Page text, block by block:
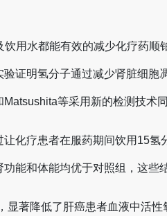
用水都能有效的减少化疗药
证明氢分子通过减少肾脏细
等采用新的检测技术
化疗患者在服药期间饮用15
能和体能均优于对照组，这
著降低了肝癌患者血液中活